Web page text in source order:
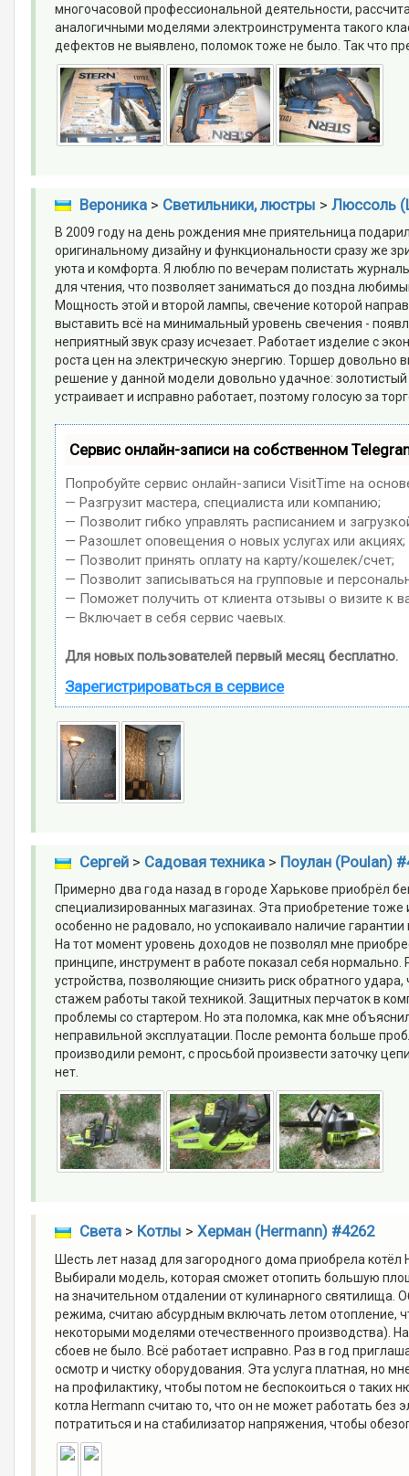
многочасовой профессиональной деятельности,
аналогичными моделями электроинструмента такого
дефектов не выявлено, поломок тоже не было. Так что
Вероника> Светильники, люстры > Люссоль
В 2009 году на день рождения мне приятельница
оригинальному дизайну и функциональности сразу же
уюта и комфорта. Я люблю по вечерам полистать
для чтения, что позволяет заниматься до поздна
Мощность этой и второй лампы, свечение которой
выставить всё на минимальный уровень свечения -
неприятный звук сразу исчезает. Работает изделие с
роста цен на электрическую энергию. Торшер довольно
решение у данной модели довольно удачное:
устраивает и исправно работает, поэтому голосую за
Сервис онлайн-записи на собственном
Попробуйте сервис онлайн-записи VisitTime на
— Разгрузит мастера, специалиста или компанию;
— Позволит гибко управлять расписанием и
— Разошлет оповещения о новых услугах или акциях;
— Позволит принять оплату на карту/кошелек/счет;
— Позволит записываться на групповые и
— Поможет получить от клиента отзывы о визите к
— Включает в себя сервис чаевых.
Для новых пользователей первый месяц бесплатно.
Зарегистрироваться в сервисе
Cергей> Садовая техника> Поулан (Poulan)
Примерно два года назад в городе Харькове приобрёл
специализированных магазинах. Эта приобретение
особенно не радовало, но успокаивало наличие
На тот момент уровень доходов не позволял мне
принципе, инструмент в работе показал себя
устройства, позволяющие снизить риск обратного
стажем работы такой техникой. Защитных перчаток в
проблемы со стартером. Но эта поломка, как мне
неправильной эксплуатации. После ремонта больше
производили ремонт, с просьбой произвести заточку
нет.
Света> Котлы > Херман (Hermann) #4262
Шесть лет назад для загородного дома приобрела
Выбирали модель, которая сможет отопить большую
на значительном отдалении от кулинарного святилища.
режима, считаю абсурдным включать летом отопление,
некоторыми моделями отечественного производства).
сбоев не было. Всё работает исправно. Раз в год
осмотр и чистку оборудования. Эта услуга платная, но
на профилактику, чтобы потом не беспокоиться о таких
котла Hermann считаю то, что он не может работать без
потратиться и на стабилизатор напряжения, чтобы